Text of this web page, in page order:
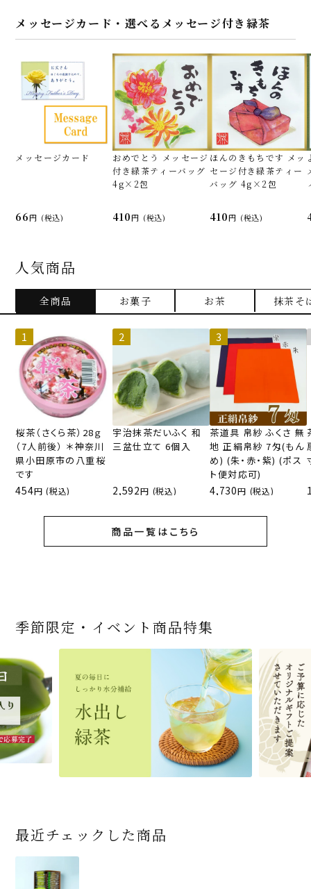
メッセージカード・選べるメッセージ付き緑茶
メッセージカード
66 (税込)
おめでとう メッセージ
付き緑茶ティーバッグ
4g×2包
410 (税込)
ほんのきもちです メッ
セージ付き緑茶ティー
バッグ 4g×2包
410 (税込)
人気商品
全商品 お菓子 お茶 抹茶そ
桜茶（さくら茶）28ｇ
（7人前後） ＊神奈川
県小田原市の八重桜
です
454 (税込)
宇治抹茶だいふく 和
三盆仕立て 6個入
2,592 (税込)
茶道具 帛紗 ふくさ 無
地 正絹帛紗 7匁(もん
め) (朱・赤・紫) (ポス
ト便対応可)
4,730 (税込)
商品一覧はこちら
宇治抹茶だいふく 和
三盆仕立て 6個入
2,592 (税込)
お茶屋の京都 宇治抹
1,743 (税込)
宇治抹茶 濃チーズケ
ーキ 『抹茶まる』 1セ
ット6個入
3,240 (税込)
商品一覧はこちら
桜茶（さくら茶）28ｇ
（7人前後） ＊神奈川
県小田原市の八重桜
です
454 (税込)
『釜炒りむぎ茶』 10g
324 (税込)
緑茶ティーパック（セ
ンパックシリーズ） 5g
×50袋
864 (税込)
商品一覧はこちら
宇治抹茶そば3袋・そ
ばつゆ6袋（6人前）セ
ット 化粧箱（カート
ン/ギフトボックス）
3,032 (税込)
【送料込み】宇治抹茶
そば160ｇ×2袋（4人
前）＋特撰そばつゆ4
個（ポスト便）
2,028 (税込)
宇治抹茶そば２袋・そ
ばつゆ４袋（４人前）
竹かごセット
2,278 (税込)
商品一覧はこちら
老舗茶舗の宇治抹茶
かすていらと宇治冠煎
茶の詰合せ
4,112 (税込)
宇治抹茶焼き菓子詰
4,511 (税込)
老舗茶舗のひやひやス
イーツセット 3種6個
3,356 (税込)
商品一覧はこちら
茶道具 帛紗 ふくさ 無
地 正絹帛紗 7匁(もん
め) (朱・赤・紫) (ポス
ト便対応可)
4,730 (税込)
茶道具 扇子（せんす）
扇子 利休百首 白竹 6
1,716 (税込)
おとなのお稽古セット
女子用 裏千家 茶道具
16,500 (税込)
商品一覧はこちら
季節限定・イベント商品特集
最近チェックした商品